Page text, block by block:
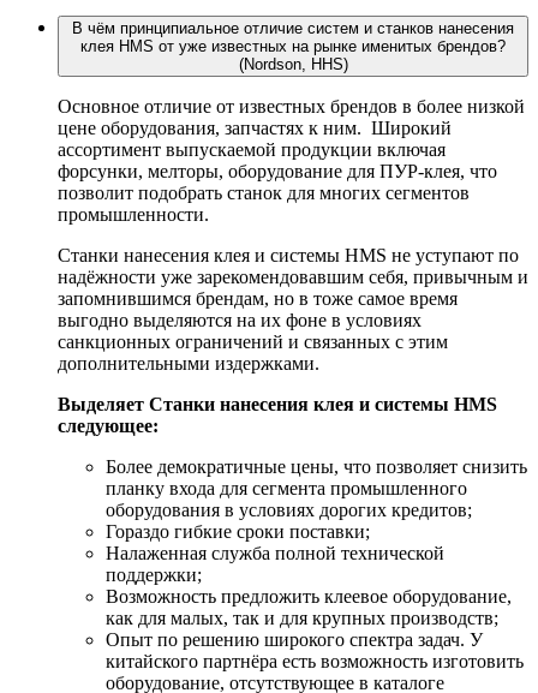
В чём принципиальное отличие систем и станков нанесения
клея HMS от уже известных на рынке именитых брендов?
(Nordson, HHS)
Основное отличие от известных брендов в более низкой
цене оборудования, запчастях к ним. Широкий
ассортимент выпускаемой продукции включая
форсунки, мелторы, оборудование для ПУР-клея, что
позволит подобрать станок для многих сегментов
промышленности.
Станки нанесения клея и системы HMS не уступают по
надёжности уже зарекомендовавшим себя, привычным и
запомнившимся брендам, но в тоже самое время
выгодно выделяются на их фоне в условиях
санкционных ограничений и связанных с этим
дополнительными издержками.
Выделяет Станки нанесения клея и системы HMS
следующее:
Более демократичные цены, что позволяет снизить
планку входа для сегмента промышленного
оборудования в условиях дорогих кредитов;
Гораздо гибкие сроки поставки;
Налаженная служба полной технической
поддержки;
Возможность предложить клеевое оборудование,
как для малых, так и для крупных производств;
Опыт по решению широкого спектра задач. У
китайского партнёра есть возможность изготовить
оборудование, отсутствующее в каталоге